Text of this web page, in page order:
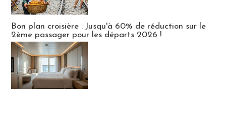
Bon plan croisière : Jusqu'à 60% de réduction sur le
2ème passager pour les départs 2026 !